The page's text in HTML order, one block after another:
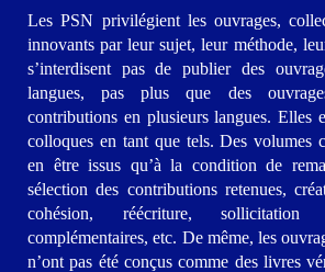
Les PSN privilégient les ouvrages,
innovants par leur sujet, leur méthode,
s’interdisent pas de publier des
langues, pas plus que des
contributions en plusieurs langues. Elles
colloques en tant que tels. Des volumes
en être issus qu’à la condition de
sélection des contributions retenues,
cohésion, réécriture, sollicitation
complémentaires, etc. De même, les
n’ont pas été conçus comme des livres